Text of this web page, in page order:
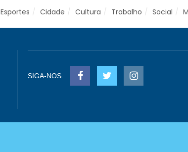
Esportes Cidade Cultura Trabalho Social
SIGA-NOS: